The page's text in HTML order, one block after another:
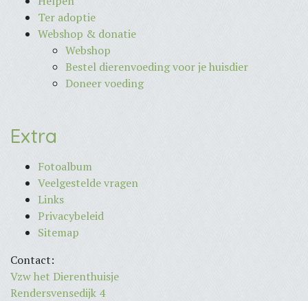
Ter adoptie
Webshop & donatie
Webshop
Bestel dierenvoeding voor je huisdier
Doneer voeding
Extra
Fotoalbum
Veelgestelde vragen
Links
Privacybeleid
Sitemap
Contact:
Vzw het Dierenthuisje
Rendersvensedijk 4